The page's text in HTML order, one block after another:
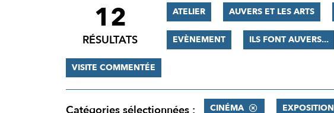
FILTRER
RÉSULTATS
12
RÉSULTATS
ATELIER AUVERS ET LES ARTS
EVÈNEMENT ILS FONT AUVERS...
VISITE COMMENTÉE
CINÉMA EXPOSITION